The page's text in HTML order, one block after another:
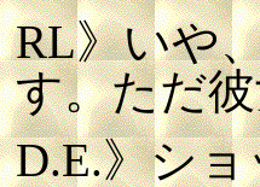
RL》いや
す。ただ
D.E.》シ